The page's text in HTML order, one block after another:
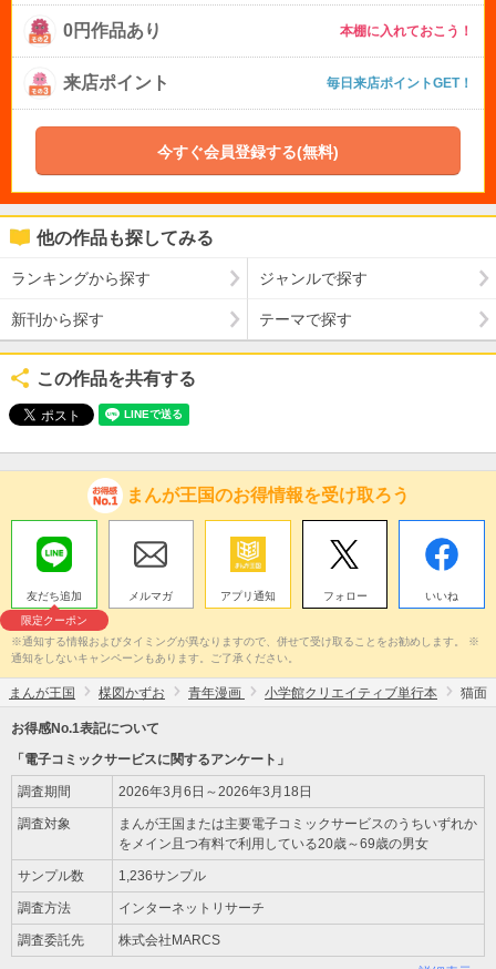
0円作品あり 本棚に入れておこう！
来店ポイント 毎日来店ポイントGET！
今すぐ会員登録する(無料)
他の作品も探してみる
ランキングから探す ジャンルで探す
新刊から探す テーマで探す
この作品を共有する
まんが王国のお得情報を受け取ろう
友だち追加
限定クーポン
メルマガ アプリ通知 フォロー いいね
※通知する情報およびタイミングが異なりますので、併せて受け取ることをお勧めします。 ※
通知をしないキャンペーンもあります。ご了承ください。
まんが王国 楳図かずお 青年漫画 小学館クリエイティブ単行本 猫面
お得感No.1表記について
「電子コミックサービスに関するアンケート」
調査期間 2026年3月6日～2026年3月18日
調査対象
まんが王国または主要電子コミックサービスのうちいずれか
をメイン且つ有料で利用している20歳～69歳の男女
サンプル数 1,236サンプル
調査方法 インターネットリサーチ
調査委託先 株式会社MARCS